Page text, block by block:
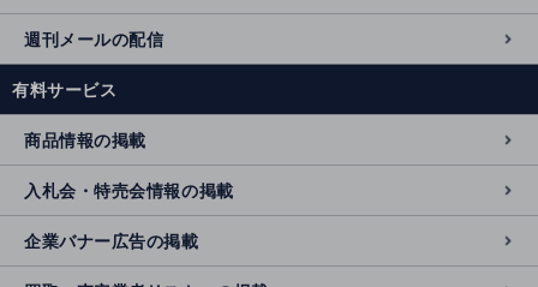
週刊メールの配信
有料サービス
商品情報の掲載
入札会・特売会情報の掲載
企業バナー広告の掲載